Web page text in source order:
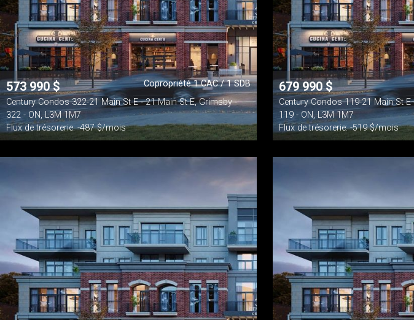
573 990$
Copropriété 1 CAC / 1 SDB
Century Condos 322-21 Main St E - 21 Main St E, Grimsby -
322 - ON, L3M 1M7
Flux de trésorerie: -487 $/mois
679 990$
Century Condos 119-21 Main St
119 - ON, L3M 1M7
Flux de trésorerie: -519 $/mois